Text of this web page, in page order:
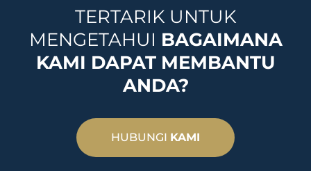
TERTARIK UNTUK
MENGETAHUI BAGAIMANA
KAMI DAPAT MEMBANTU
ANDA?
HUBUNGI KAMI